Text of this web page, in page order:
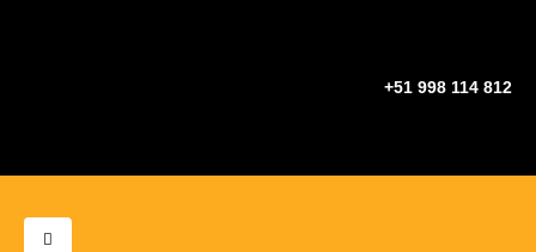
+51 998 114 812